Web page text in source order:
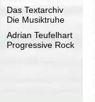
Das Textarchiv
Die Musiktruhe
Adrian Teufelhart
Progressive Rock